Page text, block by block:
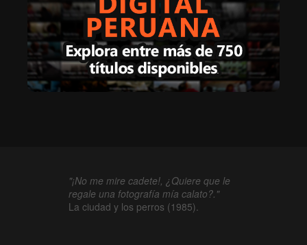
"¡No me mire cadete!, ¿Quiere que le
regale una fotografía mía calato?."
La ciudad y los perros (1985).